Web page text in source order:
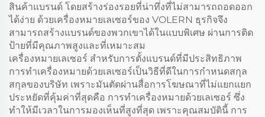
สินค้าแบรนด์ โดยสร้างร่องรอยที่น่าทึ่งที่ไม่สามารถถอดออก
ได้ง่าย ด้วยเครื่องหมายเลเซอร์ของ VOLERN ธุรกิจจึง
สามารถสร้างแบรนด์ของพวกเขาได้ในแบบพิเศษ ผ่านการติด
ป้ายที่มีคุณภาพสูงและที่เหมาะสม
เครื่องหมายเลเซอร์ สําหรับการตั้งแบรนด์ที่มีประสิทธิภาพ
การทําเครื่องหมายด้วยเลเซอร์เป็นวิธีที่ดีในการกําหนดสกุล
สกุลของบริษัท เพราะมันตัดผ่านสื่อการโฆษณาที่ไม่แยกแยก
ประหยัดที่คุ้มค่าที่สุดคือ การทําเครื่องหมายด้วยเลเซอร์ ซึ่ง
ทําให้มีเวลาในการมองเห็นที่สูงที่สุด เพราะคุณสมบัตินี้ การ